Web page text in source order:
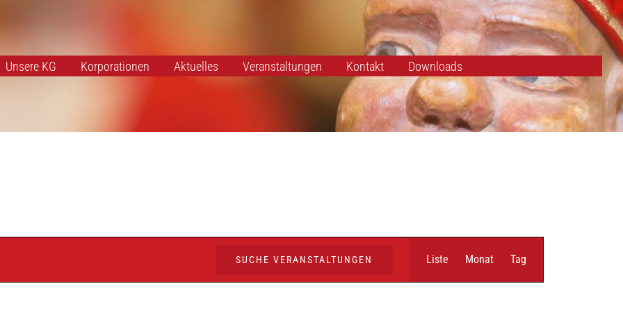
Unsere KG Korporationen Aktuelles Veranstaltungen Kontakt Downloads
SUCHE VERANSTALTUNGEN
Ansichten-
Liste Monat Tag